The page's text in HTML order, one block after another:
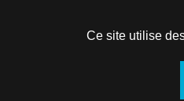
Ce site utilise